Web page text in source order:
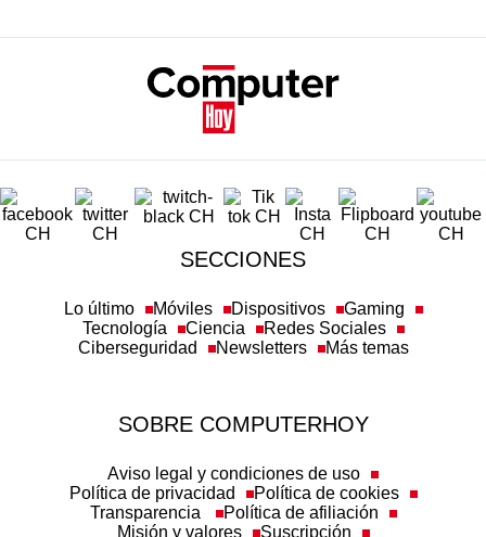
SECCIONES
Lo último Móviles Dispositivos
Gaming
Tecnología
Ciencia
Redes Sociales
Ciberseguridad
Newsletters Más temas
SOBRE COMPUTERHOY
Aviso legal y condiciones de uso
Política de privacidad
Política de cookies
Transparencia
Política de afiliación
Misión y valores
Suscripción